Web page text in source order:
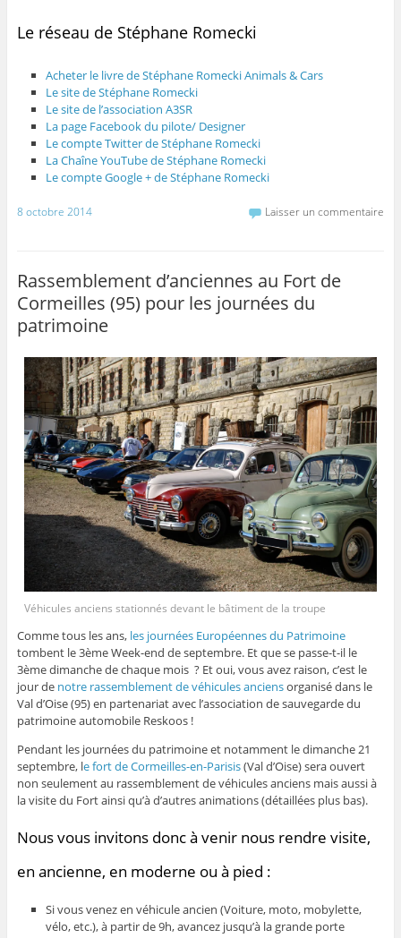
Le réseau de Stéphane Romecki
Acheter le livre de Stéphane Romecki Animals & Cars
Le site de Stéphane Romecki
Le site de l’association A3SR
La page Facebook du pilote/ Designer
Le compte Twitter de Stéphane Romecki
La Chaîne YouTube de Stéphane Romecki
Le compte Google + de Stéphane Romecki
8 octobre 2014 Laisser un commentaire
Rassemblement d’anciennes au Fort de
Cormeilles (95) pour les journées du
patrimoine
Véhicules anciens stationnés devant le bâtiment de la troupe
Comme tous les ans, les journées Européennes du Patrimoine
tombent le 3ème Week-end de septembre. Et que se passe-t-il le
3ème dimanche de chaque mois ? Et oui, vous avez raison, c’est le
jour de notre rassemblement de véhicules anciensorganisé dans le
Val d’Oise (95) en partenariat avec l’association de sauvegarde du
patrimoine automobile Reskoos !
Pendant les journées du patrimoine et notamment le dimanche 21
septembre, le fort de Cormeilles-en-Parisis(Val d’Oise) sera ouvert
non seulement au rassemblement de véhicules anciens mais aussi à
la visite du Fort ainsi qu’à d’autres animations (détaillées plus bas).
Nous vous invitons donc à venir nous rendre visite,
en ancienne, en moderne ou à pied :
Si vous venez en véhicule ancien (Voiture, moto, mobylette,
vélo, etc.), à partir de 9h, avancez jusqu’à la grande porte